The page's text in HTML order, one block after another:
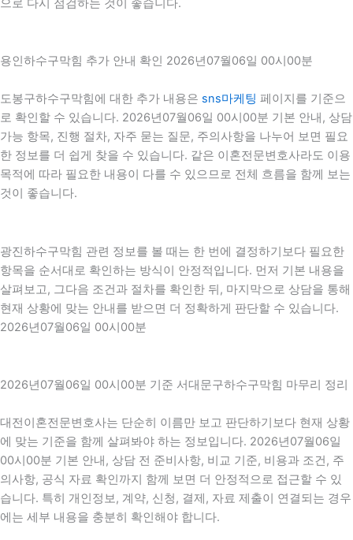
으로 다시 점검하는 것이 좋습니다.
용인하수구막힘 추가 안내 확인 2026년07월06일 00시00분
도봉구하수구막힘에 대한 추가 내용은 sns마케팅 페이지를 기준으
로 확인할 수 있습니다. 2026년07월06일 00시00분 기본 안내, 상담
가능 항목, 진행 절차, 자주 묻는 질문, 주의사항을 나누어 보면 필요
한 정보를 더 쉽게 찾을 수 있습니다. 같은 이혼전문변호사라도 이용
목적에 따라 필요한 내용이 다를 수 있으므로 전체 흐름을 함께 보는
것이 좋습니다.
광진하수구막힘 관련 정보를 볼 때는 한 번에 결정하기보다 필요한
항목을 순서대로 확인하는 방식이 안정적입니다. 먼저 기본 내용을
살펴보고, 그다음 조건과 절차를 확인한 뒤, 마지막으로 상담을 통해
현재 상황에 맞는 안내를 받으면 더 정확하게 판단할 수 있습니다.
2026년07월06일 00시00분
2026년07월06일 00시00분 기준 서대문구하수구막힘 마무리 정리
대전이혼전문변호사는 단순히 이름만 보고 판단하기보다 현재 상황
에 맞는 기준을 함께 살펴봐야 하는 정보입니다. 2026년07월06일
00시00분 기본 안내, 상담 전 준비사항, 비교 기준, 비용과 조건, 주
의사항, 공식 자료 확인까지 함께 보면 더 안정적으로 접근할 수 있
습니다. 특히 개인정보, 계약, 신청, 결제, 자료 제출이 연결되는 경우
에는 세부 내용을 충분히 확인해야 합니다.